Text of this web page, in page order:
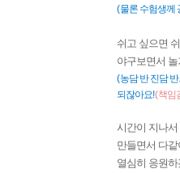
(물론 수험생께
쉬고 싶으면
야구보면서
(농담 반 진담
되잖아요!(책임
시간이 지나
만들면서 다
열심히 응원